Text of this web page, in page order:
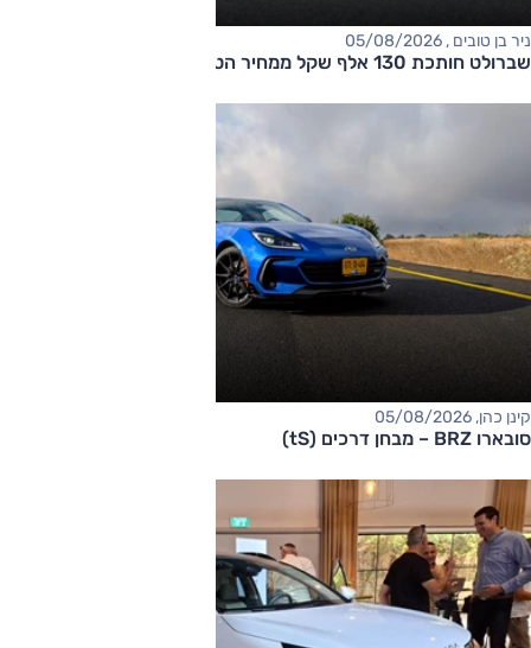
ניר בן טובים , 05/08/2026
שברולט חותכת 130 אלף שקל ממחיר הטאהו
קינן כהן, 05/08/2026
סובארו BRZ – מבחן דרכים (tS)